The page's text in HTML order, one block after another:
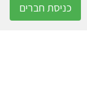
כניסת חברים